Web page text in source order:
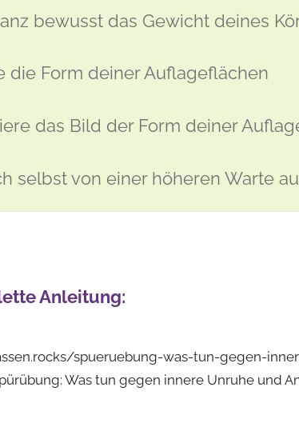
bewusst das Gewicht deines
die Form deiner Auflageflächen
das Bild der Form deiner
selbst von einer höheren Warte
Anleitung:
spueruebung-was-tun-gegen-
Was tun gegen innere Unruhe und